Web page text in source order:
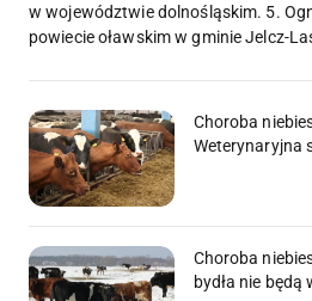
w województwie dolnośląskim. 5.
powiecie oławskim w gminie Jelcz-
Choroba
Weterynaryjna
Choroba
bydła nie będą